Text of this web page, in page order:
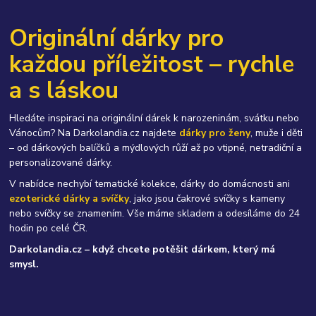
Originální dárky pro
každou příležitost – rychle
a s láskou
Hledáte inspiraci na originální dárek k narozeninám, svátku nebo
Vánocům? Na Darkolandia.cz najdete dárky pro ženy, muže i děti
– od dárkových balíčků a mýdlových růží až po vtipné, netradiční a
personalizované dárky.
V nabídce nechybí tematické kolekce, dárky do domácnosti ani
ezoterické dárky a svíčky, jako jsou čakrové svíčky s kameny
nebo svíčky se znamením. Vše máme skladem a odesíláme do 24
hodin po celé ČR.
Darkolandia.cz – když chcete potěšit dárkem, který má
smysl.